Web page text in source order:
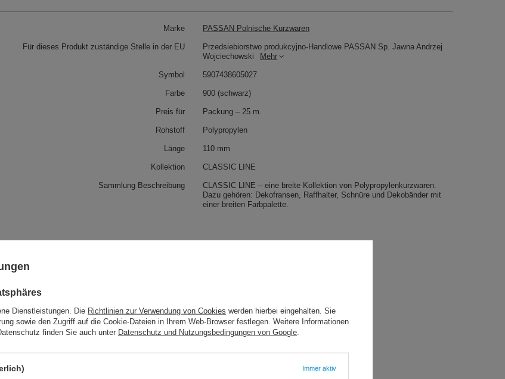
Marke PASSAN Polnische Kurzwaren
Für dieses Produkt zuständige Stelle in der EU
Przedsiebiorstwo produkcyjno-Handlowe PASSAN Sp. Jawna Andrzej
Wojciechowski
Mehr
Symbol 5907438605027
Farbe 900 (schwarz)
Preis für Packung – 25 m.
Rohstoff Polypropylen
Länge 110 mm
Kollektion CLASSIC LINE
Sammlung Beschreibung
CLASSIC LINE – eine breite Kollektion von Polypropylenkurzwaren.
Dazu gehören: Dekofransen, Raffhalter, Schnüre und Dekobänder mit
einer breiten Farbpalette.
m) Band mit Pompons
(25 m) Dekorationsquasten
(25 m) Zierschnur
Dienstleistungen. Die Richtlinien zur Verwendung von Cookies werden hierbei eingehalten. Sie
sowie den Zugriff auf die Cookie-Dateien in Ihrem Web-Browser festlegen. Weitere Informationen
finden Sie auch unter Datenschutz und Nutzungsbedingungen von Google
Immer aktiv